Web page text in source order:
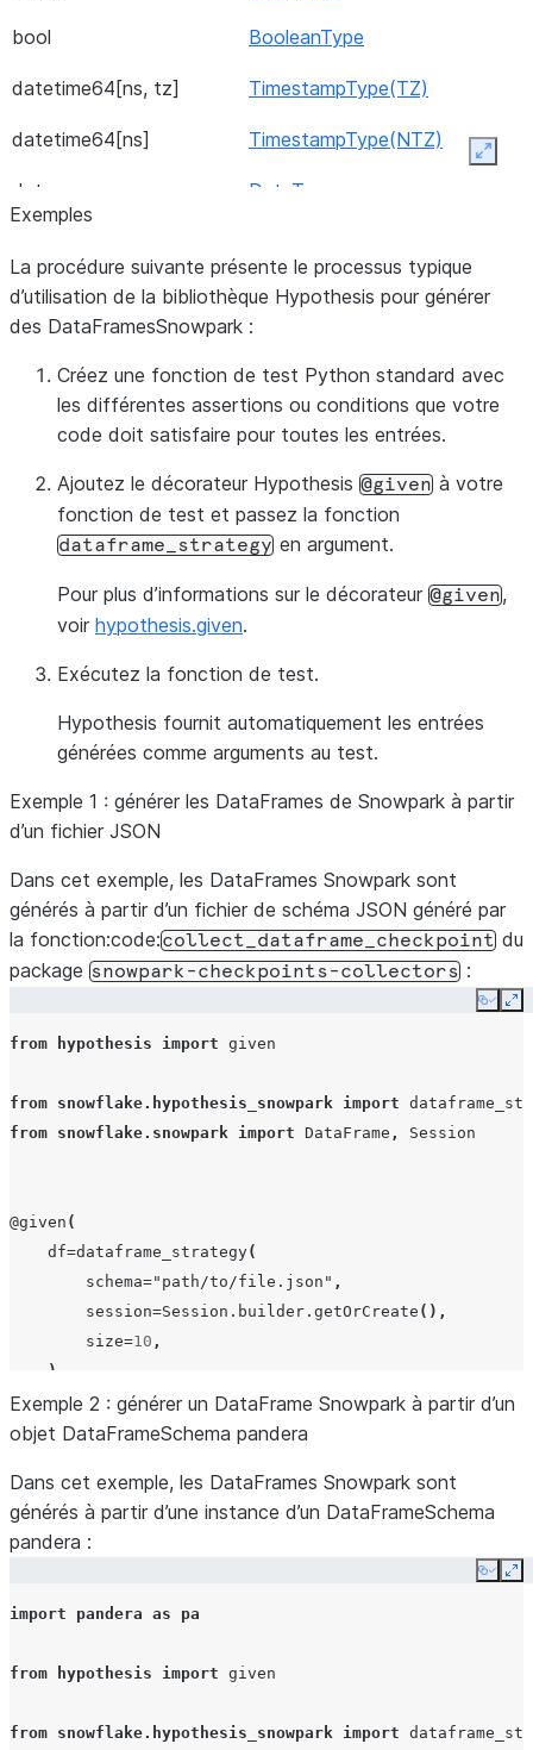
bool BooleanType
datetime64[ns, tz] TimestampType(TZ)
datetime64[ns] TimestampType(NTZ)
date DateType
Exemples
La procédure suivante présente le processus typique
d’utilisation de la bibliothèque Hypothesis pour générer
des DataFramesSnowpark :
Créez une fonction de test Python standard avec
les différentes assertions ou conditions que votre
code doit satisfaire pour toutes les entrées.
Ajoutez le décorateur Hypothesis @given à votre
fonction de test et passez la fonction
dataframe_strategy en argument.
Pour plus d’informations sur le décorateur @given,
voir hypothesis.given.
Exécutez la fonction de test.
Hypothesis fournit automatiquement les entrées
générées comme arguments au test.
Exemple 1 : générer les DataFrames de Snowpark à partir
d’un fichier JSON
Dans cet exemple, les DataFrames Snowpark sont
générés à partir d’un fichier de schéma JSON généré par
la fonction:code:collect_dataframe_checkpoint du
package snowpark-checkpoints-collectors :
Copy
from hypothesis import given
from snowflake.hypothesis_snowpark import
from snowflake.snowpark import DataFrame , Session
@given (
df=dataframe_strategy(
schema="path/to/file.json" ,
session=Session . builder . getOrCreate (),
size=10 ,
)
)
def test_my_function_from_json_file
...
Exemple 2 : générer un DataFrame Snowpark à partir d’un
objet DataFrameSchema pandera
Dans cet exemple, les DataFrames Snowpark sont
générés à partir d’une instance d’un DataFrameSchema
pandera :
Copy
import pandera as pa
from hypothesis import given
from snowflake.hypothesis_snowpark import